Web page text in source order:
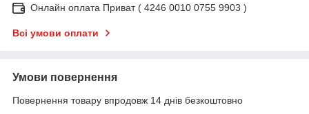
Онлайн оплата Приват ( 4246 0010 0755 9903 )
Всі умови оплати
Умови повернення
Повернення товару впродовж 14 днів безкоштовно